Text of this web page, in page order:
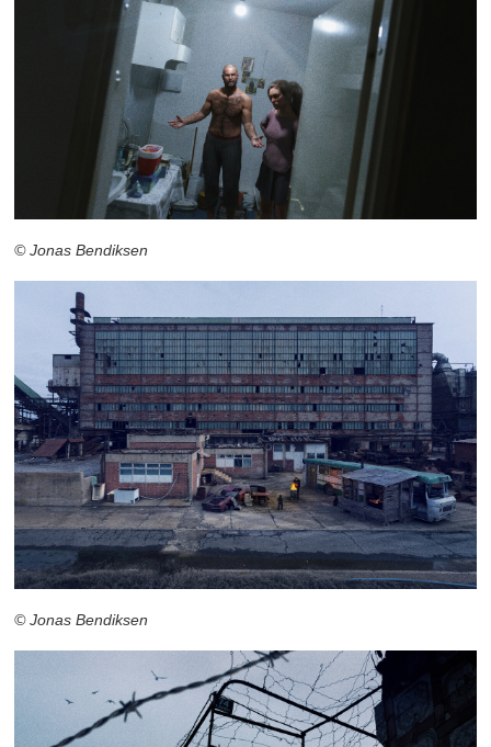
© Jonas Bendiksen
© Jonas Bendiksen